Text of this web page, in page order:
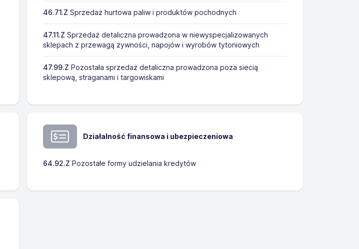
46.71.Z Sprzedaż hurtowa paliw i produktów pochodnych
47.11.Z Sprzedaż detaliczna prowadzona w niewyspecjalizowanych
sklepach z przewagą żywności, napojów i wyrobów tytoniowych
47.99.Z Pozostała sprzedaż detaliczna prowadzona poza siecią
sklepową, straganami i targowiskami
Działalność finansowa i ubezpieczeniowa
64.92.Z Pozostałe formy udzielania kredytów